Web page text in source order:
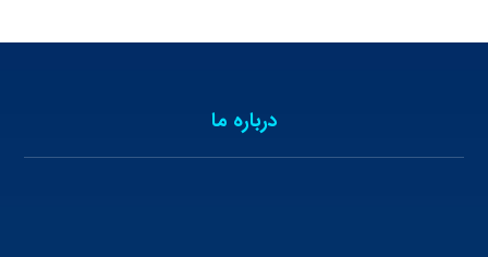
درباره ما